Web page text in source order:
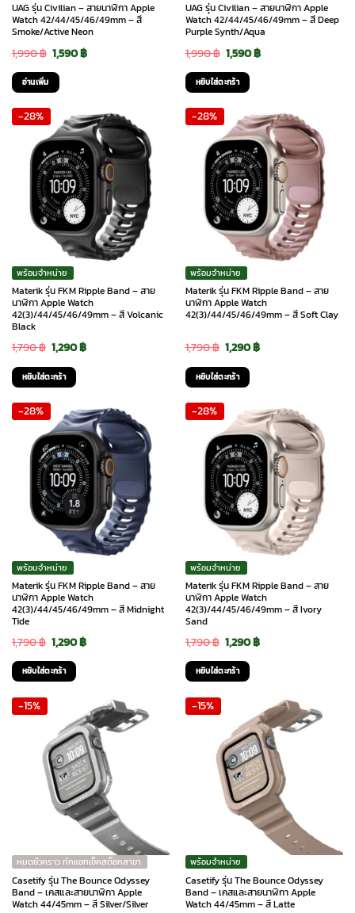
UAG รุ่น Civilian – สายนาฬิกา Apple
Watch 42/44/45/46/49mm – สี
Smoke/Active Neon
1,990฿ Original
price
was:
1,990 ฿.
1,590฿Current
1,590 ฿.
อ่านเพิ่ม
UAG รุ่น Civilian – สายนาฬิกา Apple
Watch 42/44/45/46/49mm – สี Deep
Purple Synth/Aqua
1,990฿ Original
price
was:
1,990 ฿.
1,590฿Current
1,590 ฿.
หยิบใส่ตะกร้า
-28%
พร้อมจำหน่าย
Materik รุ่น FKM Ripple Band – สาย
นาฬิกา Apple Watch
42(3)/44/45/46/49mm – สี Volcanic
Black
1,790฿ Original
price
was:
1,790 ฿.
1,290฿Current
1,290 ฿.
หยิบใส่ตะกร้า
-28%
พร้อมจำหน่าย
Materik รุ่น FKM Ripple Band – สาย
นาฬิกา Apple Watch
42(3)/44/45/46/49mm – สี Soft Clay
1,790฿ Original
price
was:
1,790 ฿.
1,290฿Current
1,290 ฿.
หยิบใส่ตะกร้า
-28%
พร้อมจำหน่าย
Materik รุ่น FKM Ripple Band – สาย
นาฬิกา Apple Watch
42(3)/44/45/46/49mm – สี Midnight
Tide
1,790฿ Original
price
was:
1,790 ฿.
1,290฿Current
1,290 ฿.
หยิบใส่ตะกร้า
-28%
พร้อมจำหน่าย
Materik รุ่น FKM Ripple Band – สาย
นาฬิกา Apple Watch
42(3)/44/45/46/49mm – สี Ivory
Sand
1,790฿ Original
price
was:
1,790 ฿.
1,290฿Current
1,290 ฿.
หยิบใส่ตะกร้า
-15%
หมดชั่วคราว ทักแชทเช็คสต๊อกสาขา
Casetify รุ่น The Bounce Odyssey
Band – เคสและสายนาฬิกา Apple
Watch 44/45mm – สี Silver/Silver
-15%
พร้อมจำหน่าย
Casetify รุ่น The Bounce Odyssey
Band – เคสและสายนาฬิกา Apple
Watch 44/45mm – สี Latte